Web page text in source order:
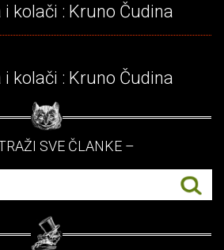
kolači : Kruno Čudina
kolači : Kruno Čudina
SVE ČLANKE –